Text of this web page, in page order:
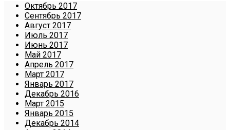
Октябрь 2017
Сентябрь 2017
Август 2017
Июль 2017
Июнь 2017
Май 2017
Апрель 2017
Март 2017
Январь 2017
Декабрь 2016
Март 2015
Январь 2015
Декабрь 2014